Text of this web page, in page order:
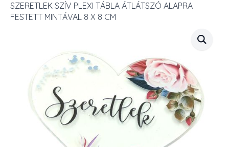
SZERETLEK SZÍV PLEXI TÁBLA ÁTLÁTSZÓ ALAPRA
FESTETT MINTÁVAL 8 X 8 CM